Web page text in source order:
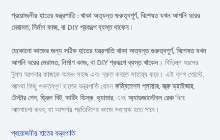
প্রয়োজনীয় হাতের যন্ত্রপাতি : থাকা অত্যন্ত গুরুত্বপূর্ণ, বিশেষত যখন আপনি ঘরের
মেরামত, নির্মাণ কাজ, বা DIY প্রকল্পে ব্যস্ত থাকেন।
যেকোনো কাজের জন্য সঠিক হাতের যন্ত্রপাতি থাকা অত্যন্ত গুরুত্বপূর্ণ, বিশেষত যখন
আপনি ঘরের মেরামত, নির্মাণ কাজ, বা DIY প্রকল্পে ব্যস্ত থাকেন। বিভিন্ন ধরনের
টুলস আপনার কাজকে আরও সহজ এবং দ্রুত করতে সাহায্য করে। এই ব্লগ পোস্টে,
আমরা কিছু গুরুত্বপূর্ণ হাতের যন্ত্রপাতি যেমনকম্বিনেশন প্লায়ার,স্ক্রু ড্রাইভার,
টেস্টার পেন,ড্রিল বিট,কাটিং ডিস্ক,হ্যামার, এবংঅ্যাডজাস্টেবল রেঞ্চনিয়ে
আলোচনা করব, যা আপনার প্রতিদিনের কাজে সহায়ক হতে পারে।
প্রয়োজনীয় হাতের যন্ত্রপাতি